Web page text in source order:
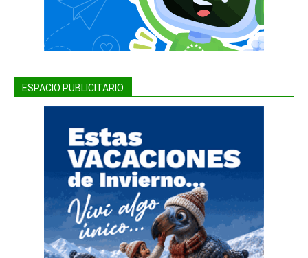
ESPACIO PUBLICITARIO